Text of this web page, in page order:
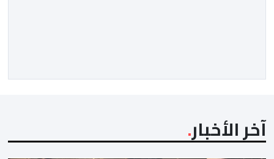
أداء لافت قدمه اللاعب برفقة اتحاد […]
آخر الأخبار